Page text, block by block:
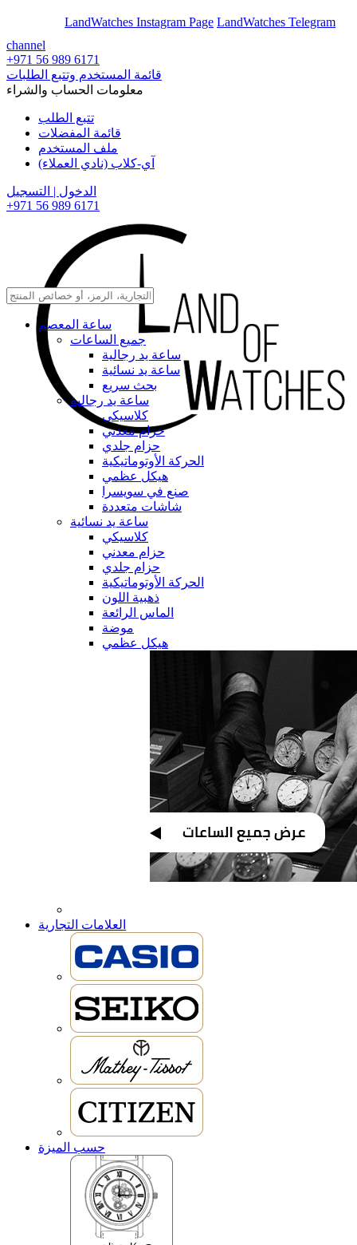
LandWatches Instagram Page LandWatches Telegram
channel
+971 56 989 6171
قائمة المستخدم وتتبع الطلبات
معلومات الحساب والشراء
تتبع الطلب
قائمة المفضلات
ملف المستخدم
آي-كلاب (نادي العملاء)
الدخول | التسجيل
+971 56 989 6171
ساعة المعصم
جميع الساعات
ساعة يد رجالية
ساعة يد نسائية
بحث سريع
ساعة يد رجالية
كلاسيكي
حزام معدني
حزام جلدي
الحركة الأوتوماتيكية
هيكل عظمي
صنع في سويسرا
شاشات متعددة
ساعة يد نسائية
كلاسيكي
حزام معدني
حزام جلدي
الحركة الأوتوماتيكية
ذهبية اللون
الماس الرائعة
موضة
هيكل عظمي
العلامات التجارية
حسب الميزة